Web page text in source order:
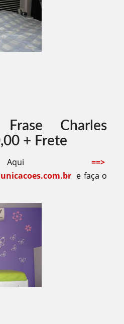
Charles
+ Frete
Aqui==>
e faça o